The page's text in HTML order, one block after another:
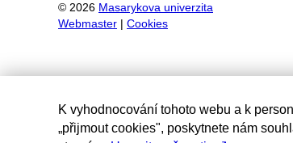
© 2026 Masarykova univerzita
Webmaster | Cookies
K vyhodnocování tohoto webu a k
„přijmout cookies", poskytnete nám